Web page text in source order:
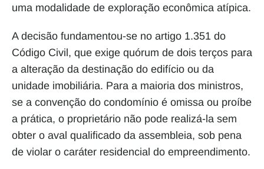
uma modalidade de exploração econômica atípica.
A decisão fundamentou-se no artigo 1.351 do
Código Civil, que exige quórum de dois terços para
a alteração da destinação do edifício ou da
unidade imobiliária. Para a maioria dos ministros,
se a convenção do condomínio é omissa ou proíbe
a prática, o proprietário não pode realizá-la sem
obter o aval qualificado da assembleia, sob pena
de violar o caráter residencial do empreendimento.